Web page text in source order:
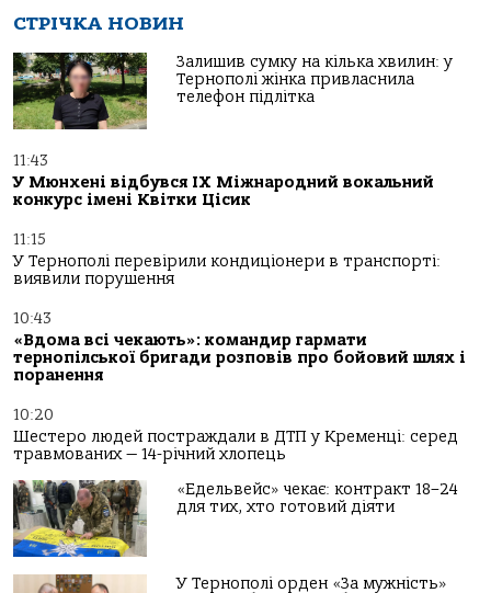
СТРІЧКА НОВИН
Залишив сумку на кілька хвилин: у
Тернополі жінка привласнила
телефон підлітка
11:43
У Мюнхені відбувся IX Міжнародний вокальний
конкурс імені Квітки Цісик
11:15
У Тернополі перевірили кондиціонери в транспорті:
виявили порушення
10:43
«Вдома всі чекають»: командир гармати
тернопілської бригади розповів про бойовий шлях і
поранення
10:20
Шестеро людей постраждали в ДТП у Кременці: серед
травмованих — 14-річний хлопець
«Едельвейс» чекає: контракт 18–24
для тих, хто готовий діяти
У Тернополі орден «За мужність»